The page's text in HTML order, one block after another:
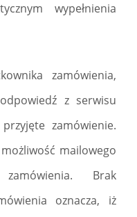
wypełnienia
zamówienia,
z serwisu
zamówienie.
mailowego
Brak
oznacza, iż